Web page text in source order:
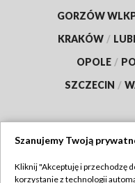
GORZÓW
KRAKÓW /
OPOLE /
SZCZECIN /
Szanujemy Twoją
Kliknij "Akceptuję i przechodzę
korzystanie z technologii